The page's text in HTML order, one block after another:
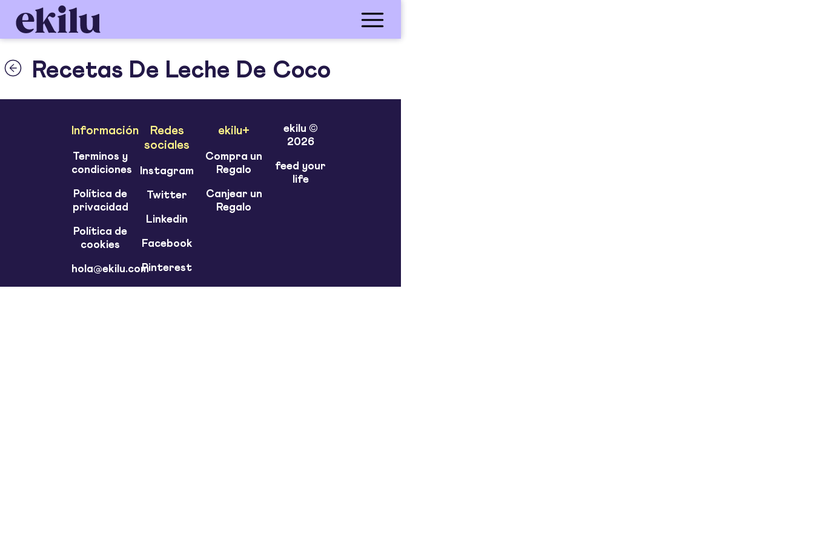
Recetas De Leche De Coco
Información
Terminos y
condiciones
Política de
privacidad
Política de
cookies
hola@ekilu.com
Redes
sociales
Instagram
Twitter
Linkedin
Facebook
Pinterest
ekilu+
Compra un
Regalo
Canjear un
Regalo
ekilu ©
2026
feed your
life